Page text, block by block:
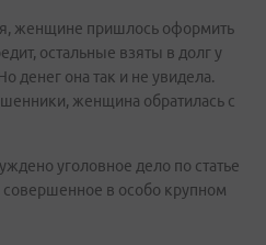
женщине пришлось оформить
остальные взяты в долг у
денег она так и не увидела.
женщина обратилась с
уголовное дело по статье
в особо крупном